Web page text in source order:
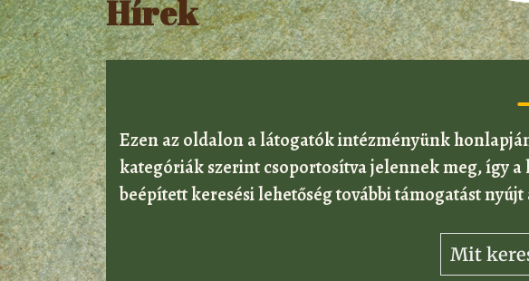
Hírek
Ezen az oldalon a látogatók intézményünk
kategóriák szerint csoportosítva jelennek meg, így
beépített keresési lehetőség további támogatást